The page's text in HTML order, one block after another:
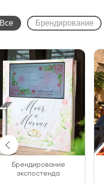
Все Брендирование
Брендирование
экспостенда